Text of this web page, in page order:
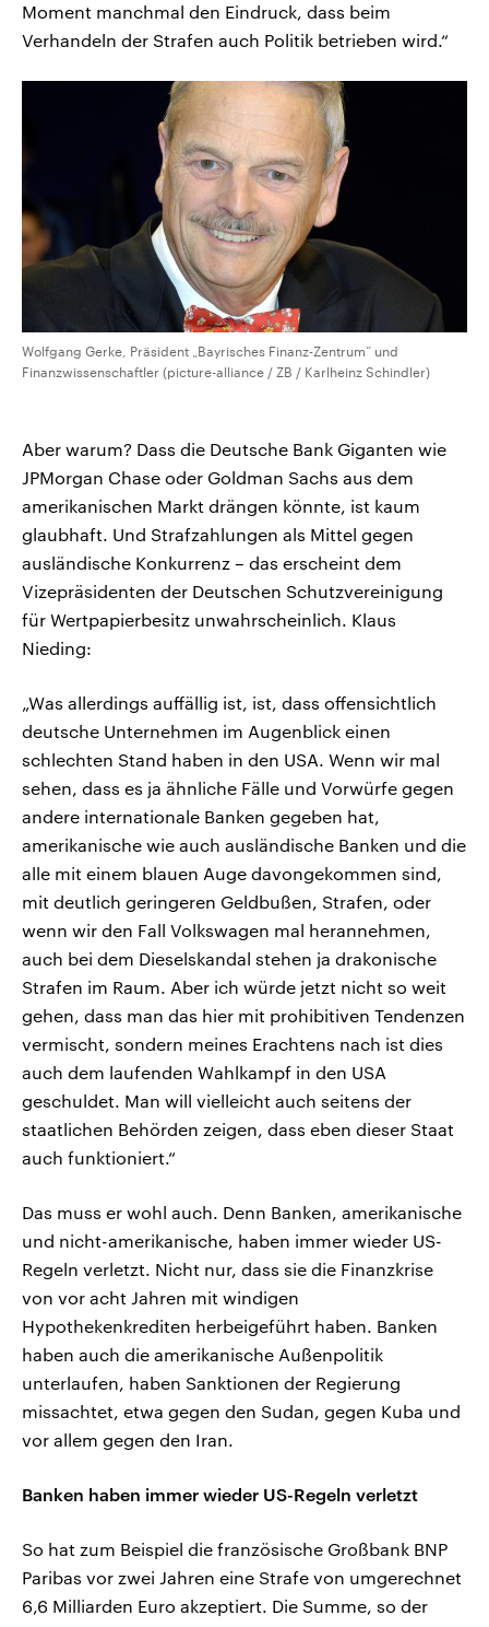
Moment manchmal den Eindruck, dass beim
Verhandeln der Strafen auch Politik betrieben wird.“
Wolfgang Gerke, Präsident „Bayrisches Finanz-Zentrum“ und
Finanzwissenschaftler (picture-alliance / ZB / Karlheinz Schindler)
Aber warum? Dass die Deutsche Bank Giganten wie
JPMorgan Chase oder Goldman Sachs aus dem
amerikanischen Markt drängen könnte, ist kaum
glaubhaft. Und Strafzahlungen als Mittel gegen
ausländische Konkurrenz – das erscheint dem
Vizepräsidenten der Deutschen Schutzvereinigung
für Wertpapierbesitz unwahrscheinlich. Klaus
Nieding:
„Was allerdings auffällig ist, ist, dass offensichtlich
deutsche Unternehmen im Augenblick einen
schlechten Stand haben in den USA. Wenn wir mal
sehen, dass es ja ähnliche Fälle und Vorwürfe gegen
andere internationale Banken gegeben hat,
amerikanische wie auch ausländische Banken und die
alle mit einem blauen Auge davongekommen sind,
mit deutlich geringeren Geldbußen, Strafen, oder
wenn wir den Fall Volkswagen mal herannehmen,
auch bei dem Dieselskandal stehen ja drakonische
Strafen im Raum. Aber ich würde jetzt nicht so weit
gehen, dass man das hier mit prohibitiven Tendenzen
vermischt, sondern meines Erachtens nach ist dies
auch dem laufenden Wahlkampf in den USA
geschuldet. Man will vielleicht auch seitens der
staatlichen Behörden zeigen, dass eben dieser Staat
auch funktioniert.“
Das muss er wohl auch. Denn Banken, amerikanische
und nicht-amerikanische, haben immer wieder US-
Regeln verletzt. Nicht nur, dass sie die Finanzkrise
von vor acht Jahren mit windigen
Hypothekenkrediten herbeigeführt haben. Banken
haben auch die amerikanische Außenpolitik
unterlaufen, haben Sanktionen der Regierung
missachtet, etwa gegen den Sudan, gegen Kuba und
vor allem gegen den Iran.
Banken haben immer wieder US-Regeln verletzt
So hat zum Beispiel die französische Großbank BNP
Paribas vor zwei Jahren eine Strafe von umgerechnet
6,6 Milliarden Euro akzeptiert. Die Summe, so der